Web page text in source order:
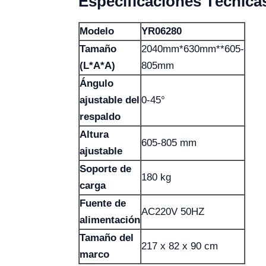
Modelo
YR06280
Tamaño
(L*A*A)
2040mm*630mm**605-
805mm
Ángulo
ajustable del
respaldo
0-45°
Altura
ajustable
605-805 mm
Soporte de
carga
180 kg
Fuente de
alimentación
AC220V 50HZ
Tamaño del
marco
217 x 82 x 90 cm